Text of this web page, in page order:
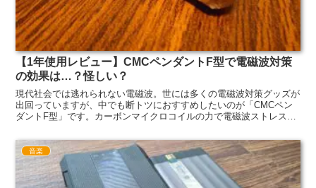
【1年使用レビュー】CMCペンダントF型で電磁波対策
の効果は…？怪しい？
現代社会では逃れられない電磁波。世には多くの電磁波対策グッズが
出回っていますが、中でも断トツにおすすめしたいのが「CMCペン
ダントF型」です。カーボンマイクロコイルの力で電磁波ストレスを
音楽